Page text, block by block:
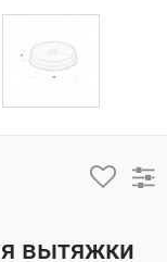
вытяжки